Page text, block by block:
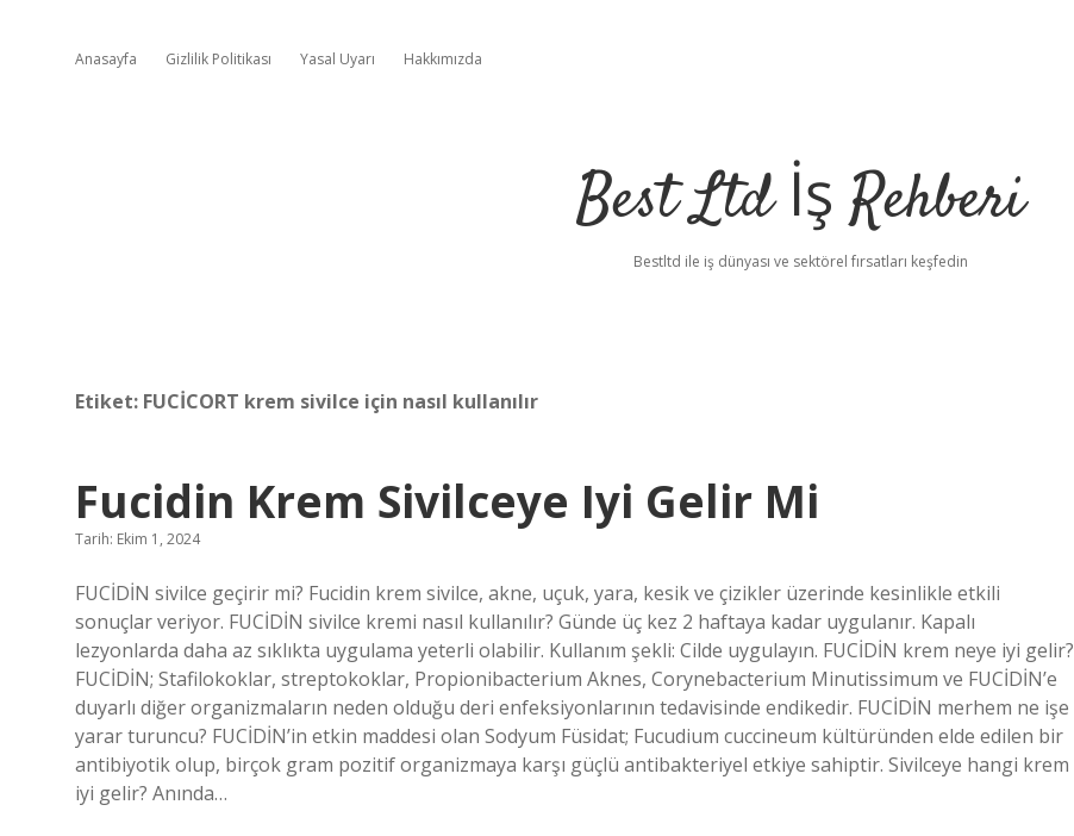
Anasayfa Gizlilik Politikası Yasal Uyarı Hakkımızda
Best Ltd İş Rehberi
Bestltd ile iş dünyası ve sektörel fırsatları keşfedin
Etiket: FUCİCORT krem sivilce için nasıl kullanılır
Fucidin Krem Sivilceye Iyi Gelir Mi
Tarih: Ekim 1, 2024
FUCİDİN sivilce geçirir mi? Fucidin krem ​​sivilce, akne, uçuk, yara, kesik ve çizikler üzerinde kesinlikle etkili
sonuçlar veriyor. FUCİDİN sivilce kremi nasıl kullanılır? Günde üç kez 2 haftaya kadar uygulanır. Kapalı
lezyonlarda daha az sıklıkta uygulama yeterli olabilir. Kullanım şekli: Cilde uygulayın. FUCİDİN krem neye iyi gelir?
FUCİDİN; Stafilokoklar, streptokoklar, Propionibacterium Aknes, Corynebacterium Minutissimum ve FUCİDİN’e
duyarlı diğer organizmaların neden olduğu deri enfeksiyonlarının tedavisinde endikedir. FUCİDİN merhem ne işe
yarar turuncu? FUCİDİN’in etkin maddesi olan Sodyum Füsidat; Fucudium cuccineum kültüründen elde edilen bir
antibiyotik olup, birçok gram pozitif organizmaya karşı güçlü antibakteriyel etkiye sahiptir. Sivilceye hangi krem
iyi gelir? Anında…